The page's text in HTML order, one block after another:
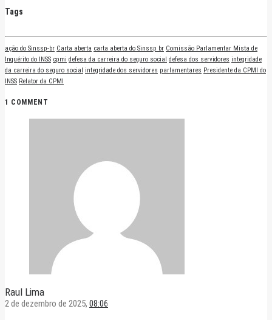
Tags
ação do Sinssp-br Carta aberta carta aberta do Sinssp br Comissão Parlamentar Mista de
Inquérito do INSS cpmi defesa da carreira do seguro social defesa dos servidores integridade
da carreira do seguro social integridade dos servidores parlamentares Presidente da CPMI do
INSS Relator da CPMI
1 COMMENT
Raul Lima
2 de dezembro de 2025, 08:06